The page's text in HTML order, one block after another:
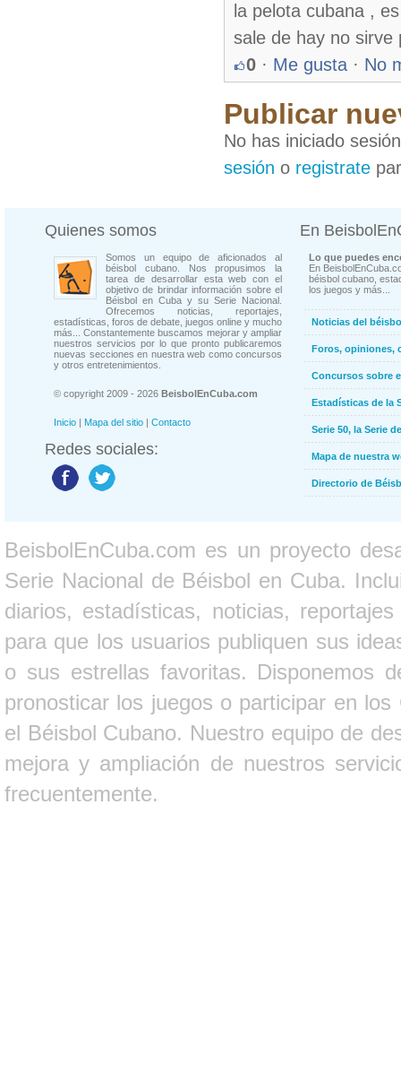
la pelota cubana ,
sale de hay no sirve
0 · Me gusta · No
Publicar
No has iniciado
sesión o registrate
Quienes somos
Somos un equipo de aficionados al
béisbol cubano. Nos propusimos la
tarea de desarrollar esta web con el
objetivo de brindar información sobre el
Béisbol en Cuba y su Serie Nacional.
Ofrecemos noticias, reportajes,
estadísticas, foros de debate, juegos online y mucho
más... Constantemente buscamos mejorar y ampliar
nuestros servicios por lo que pronto publicaremos
nuevas secciones en nuestra web como concursos
y otros entretenimientos.
© copyright 2009 - 2026 BeisbolEnCuba.com
Inicio | Mapa del sitio | Contacto
Redes sociales:
En
Lo que puedes
En
béisbol cubano,
los juegos y más...
Noticias del
Foros, opiniones,
Concursos sobre
Estadísticas de la
Serie 50, la Serie
Mapa de nuestra
Directorio de
BeisbolEnCuba.com es un proyecto
Serie Nacional de Béisbol en Cuba.
diarios, estadísticas, noticias,
para que los usuarios publiquen sus
o sus estrellas favoritas. Disponemos
pronosticar los juegos o participar en
el Béisbol Cubano. Nuestro equipo de
mejora y ampliación de nuestros
frecuentemente.